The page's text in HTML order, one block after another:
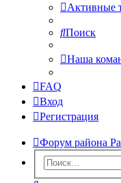
Активные
Поиск
Наша
FAQ
Вход
Регистрация
Форум района